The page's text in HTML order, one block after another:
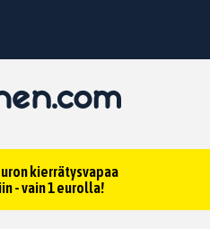
kierrätysvapaa
- vain 1 eurolla!